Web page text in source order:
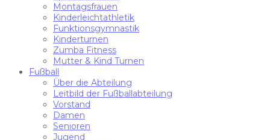
Montagsfrauen
Kinderleichtathletik
Funktionsgymnastik
Kinderturnen
Zumba Fitness
Mutter & Kind Turnen
Fußball
Über die Abteilung
Leitbild der Fußballabteilung
Vorstand
Damen
Senioren
Jugend